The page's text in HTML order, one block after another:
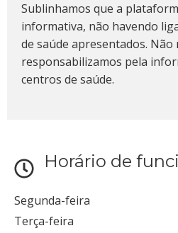
Horário de
Segunda-feira
Terça-feira
Sublinhamos que a
informativa, não havendo
de saúde apresentados. Não
responsabilizamos pela
centros de saúde.